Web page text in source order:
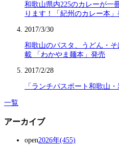
和歌山県内225のカレーが一
ります！「紀州のカレー本」
2017/3/30
和歌山のパスタ、うどん・
載 「わかやま麺本」発売
2017/2/28
「ランチパスポート和歌山
一覧
アーカイブ
open2026年(455)